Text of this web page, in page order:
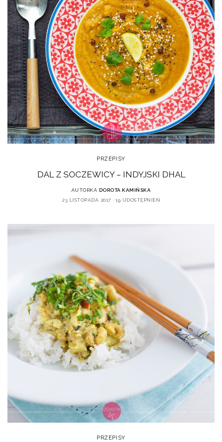
PRZEPISY
DAL Z SOCZEWICY – INDYJSKI DHAL
AUTORKA DOROTA KAMIŃSKA
23 LISTOPADA 2017
19 UDOSTĘPNIEŃ
PRZEPISY